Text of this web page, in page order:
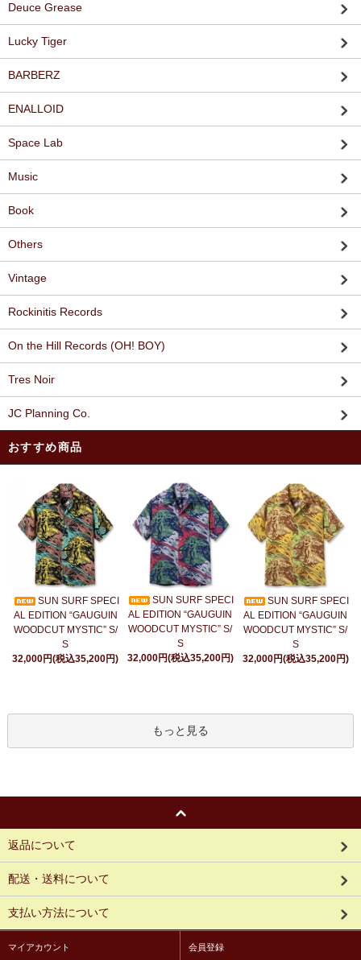
Deuce Grease
Lucky Tiger
BARBERZ
ENALLOID
Space Lab
Music
Book
Others
Vintage
Rockinitis Records
On the Hill Records (OH! BOY)
Tres Noir
JC Planning Co.
おすすめ商品
SUN SURF SPECI
AL EDITION “GAUGUIN
WOODCUT MYSTIC” S/
S
32,000円(税込35,200円)
SUN SURF SPECI
AL EDITION “GAUGUIN
WOODCUT MYSTIC” S/
S
32,000円(税込35,200円)
SUN SURF SPECI
AL EDITION “GAUGUIN
WOODCUT MYSTIC” S/
S
32,000円(税込35,200円)
もっと見る
返品について
配送・送料について
支払い方法について
マイアカウント 会員登録